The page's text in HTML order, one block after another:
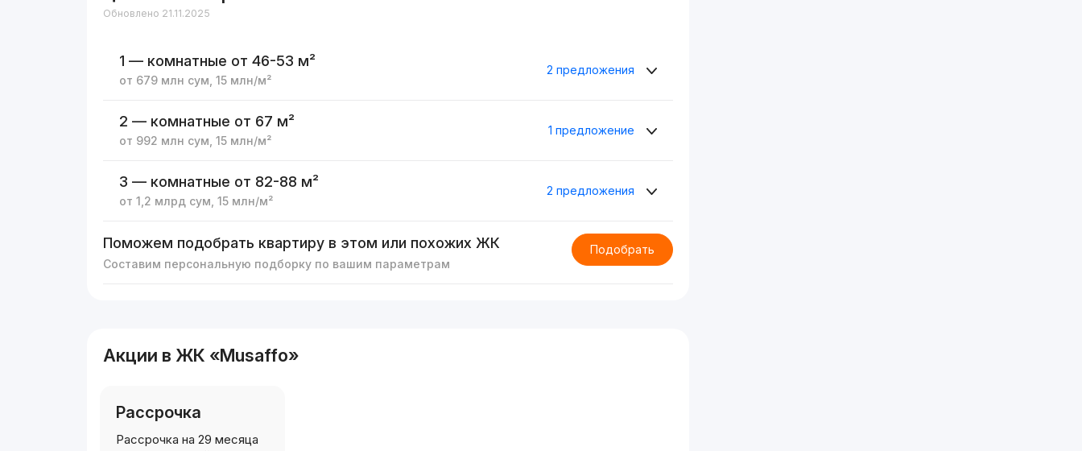
Обновлено 21.11.2025
1 — комнатные от 46-53 м²
от 679 млн сум,15 млн/м²
2 предложения
2 — комнатные от 67 м²
от 992 млн сум,15 млн/м²
1 предложение
3 — комнатные от 82-88 м²
от1,2 млрд сум,15 млн/м²
2 предложения
Поможем подобрать квартиру в этом или похожих ЖК
Составим персональную подборку по вашим параметрам
Подобрать
Акции в ЖК «Musaffo»
Рассрочка
Рассрочка на 29 месяца